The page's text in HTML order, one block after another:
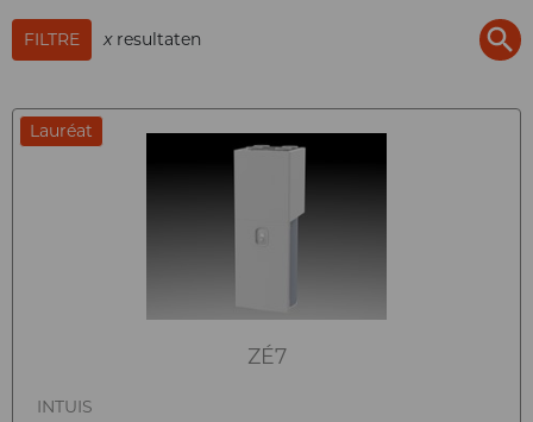
FILTRE xresultaten
Lauréat
ZÉ7
INTUIS